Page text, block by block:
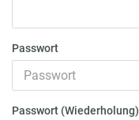
Passwort
Passwort (Wiederholung)